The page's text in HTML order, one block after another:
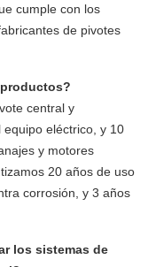
cumple con los
de pivotes
central y
eléctrico, y 10
y motores
20 años de uso
corrosión, y 3 años
los sistemas de